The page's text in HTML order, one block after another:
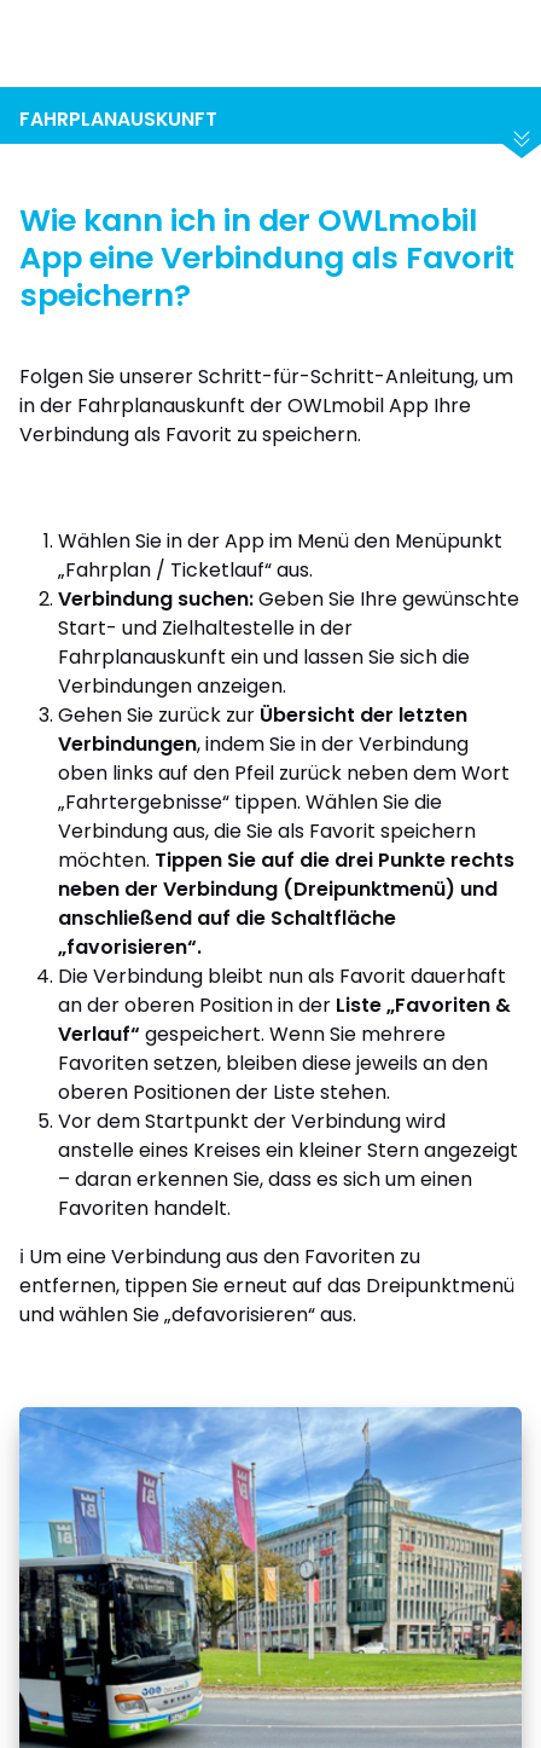
FAHRPLANAUSKUNFT
Wie kann ich in der OWLmobil
App eine Verbindung als Favorit
speichern?
Folgen Sie unserer Schritt-für-Schritt-Anleitung, um
in der Fahrplanauskunft der OWLmobil App Ihre
Verbindung als Favorit zu speichern.
Wählen Sie in der App im Menü den Menüpunkt
„Fahrplan / Ticketlauf“ aus.
Verbindung suchen:Geben Sie Ihre gewünschte
Start- und Zielhaltestelle in der
Fahrplanauskunft ein und lassen Sie sich die
Verbindungen anzeigen.
Gehen Sie zurück zur Übersicht der letzten
Verbindungen, indem Sie in der Verbindung
oben links auf den Pfeil zurück neben dem Wort
„Fahrtergebnisse“ tippen. Wählen Sie die
Verbindung aus, die Sie als Favorit speichern
möchten. Tippen Sie auf die drei Punkte rechts
neben der Verbindung (Dreipunktmenü) und
anschließend auf die Schaltfläche
„favorisieren“.
Die Verbindung bleibt nun als Favorit dauerhaft
an der oberen Position in der Liste „Favoriten &
Verlauf“ gespeichert. Wenn Sie mehrere
Favoriten setzen, bleiben diese jeweils an den
oberen Positionen der Liste stehen.
Vor dem Startpunkt der Verbindung wird
anstelle eines Kreises ein kleiner Stern angezeigt
– daran erkennen Sie, dass es sich um einen
Favoriten handelt.
ℹ️ Um eine Verbindung aus den Favoriten zu
entfernen, tippen Sie erneut auf das Dreipunktmenü
und wählen Sie „defavorisieren“ aus.